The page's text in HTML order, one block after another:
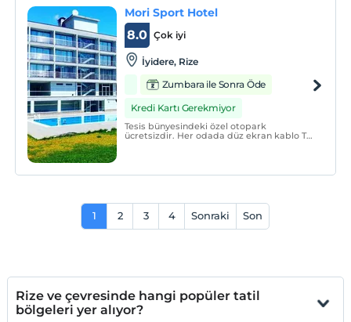
Mori Sport Hotel
Çok iyi
8.0
İyidere, Rize
Zumbara ile Sonra Öde
Kredi Kartı Gerekmiyor
Tesis bünyesindeki özel otopark
ücretsizdir. Her odada düz ekran kablo TV
erişimi mevcuttur.
1 2 3 4 Sonraki Son
Rize ve çevresinde hangi popüler tatil
bölgeleri yer alıyor?